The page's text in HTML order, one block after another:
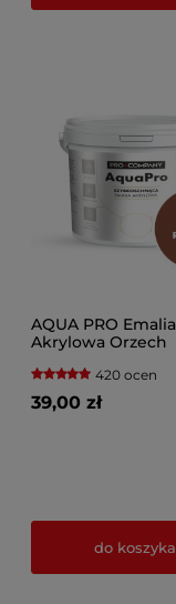
AQUA PRO Emalia
Akrylowa Orzech
420 ocen
39,00 zł
do koszyka